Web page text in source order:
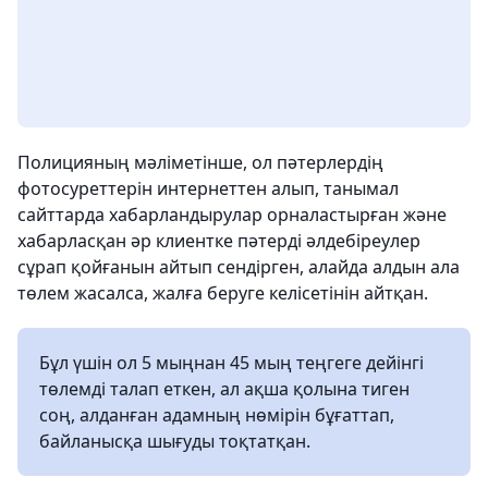
Полицияның мәліметінше, ол пәтерлердің
фотосуреттерін интернеттен алып, танымал
сайттарда хабарландырулар орналастырған және
хабарласқан әр клиентке пәтерді әлдебіреулер
сұрап қойғанын айтып сендірген, алайда алдын ала
төлем жасалса, жалға беруге келісетінін айтқан.
Бұл үшін ол 5 мыңнан 45 мың теңгеге дейінгі
төлемді талап еткен, ал ақша қолына тиген
соң, алданған адамның нөмірін бұғаттап,
байланысқа шығуды тоқтатқан.